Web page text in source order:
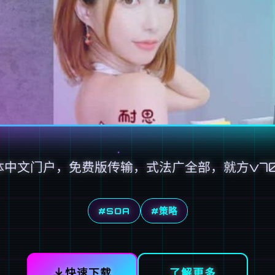
中文门户，免费版传输，式法广全部，就方
#SOA #策略